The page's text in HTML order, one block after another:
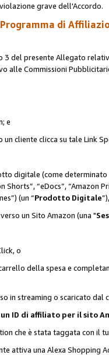
grave dell'Accordo.
di
del presente Allegato
alle Commissioni
e
cliente clicca su tale Link
digitale (come determinato
“eDocs”, “Amazon
(un “Prodotto Digitale
un Sito Amazon (una "
o
della spesa e
in streaming o scaricato dal
ID di affiliato per il sito
che è stata taggata con il
attiva una Alexa Shopping